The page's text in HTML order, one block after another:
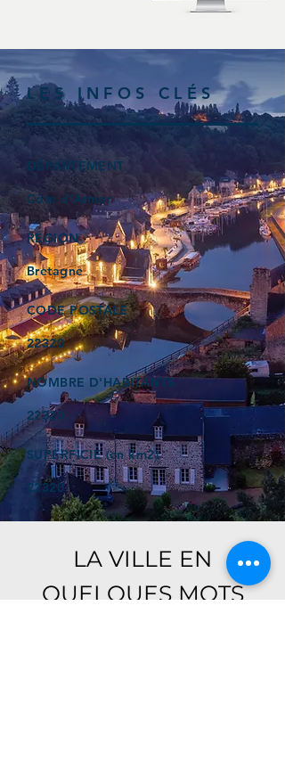
LES INFOS CLÉS
DÉPARTEMENT
Côte d’Armor
RÉGION
Bretagne
CODE POSTALE
22320
NOMBRE D'HABITANTS
22320
SUPERFICIE (en km2)
22320
LA VILLE EN
QUELQUES MOTS